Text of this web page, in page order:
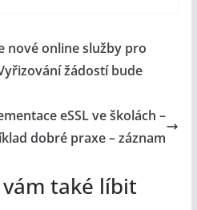
nové online služby pro
žádostí bude
eSSL ve školách –
dobré praxe – záznam
také líbit